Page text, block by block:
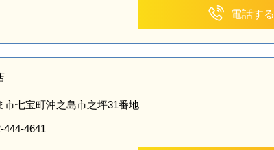
電話する
市七宝町沖之島市之坪31番地
444-4641